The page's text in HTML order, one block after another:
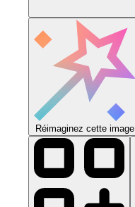
Réimaginez cette image